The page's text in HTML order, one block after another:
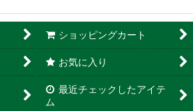
ショッピングカート
お気に入り
最近チェックしたアイテ
ム